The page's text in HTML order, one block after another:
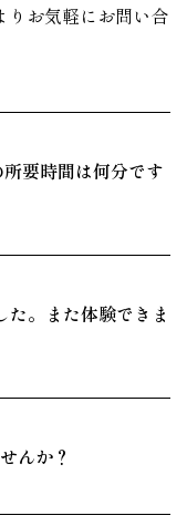
りお気軽にお問い合
要時間は何分です
。また体験できま
んか？